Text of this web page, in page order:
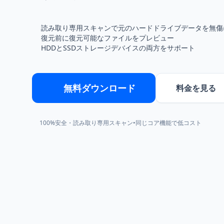
読み取り専用スキャンで元のハードドライブデータを無
復元前に復元可能なファイルをプレビュー
HDDとSSDストレージデバイスの両方をサポート
無料ダウンロード 料金を見る
100%安全・読み取り専用スキャン•同じコア機能で低コスト